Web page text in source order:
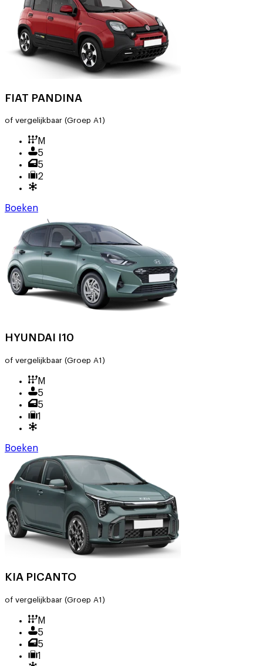
FIAT PANDINA
of vergelijkbaar (Groep A1)
M
5
5
2
Boeken
HYUNDAI I10
of vergelijkbaar (Groep A1)
M
5
5
1
Boeken
KIA PICANTO
of vergelijkbaar (Groep A1)
M
5
5
1